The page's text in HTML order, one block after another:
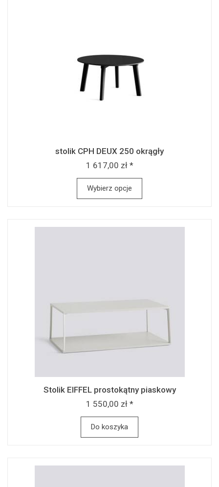
stolik CPH DEUX 250 okrągły
1 617,00 zł *
Wybierz opcje
Stolik EIFFEL prostokątny piaskowy
1 550,00 zł *
Do koszyka